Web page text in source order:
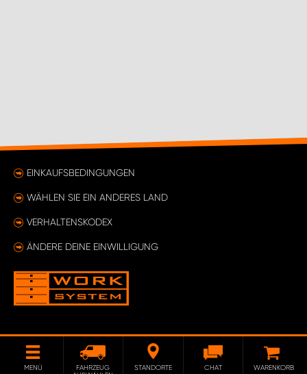
EINKAUFSBEDINGUNGEN
WÄHLEN SIE EIN ANDERES LAND
VERHALTENSKODEX
ÄNDERE DEINE EINWILLIGUNG
MENÜ
FAHRZEUG
STANDORTE CHAT WARENKORB